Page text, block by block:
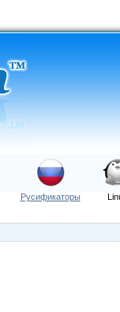
Русификаторы